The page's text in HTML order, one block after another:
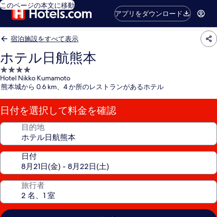
このページの本文に移動
アプリをダウンロード
宿泊施設をすべて表示
ホテル日航熊本
4.0
つ
星
宿
泊
施
Hotel Nikko Kumamoto
熊本城から 0.6 km、4 か所のレストランがあるホテル
日付を選択して料金を確認
目的地
日付
旅行者